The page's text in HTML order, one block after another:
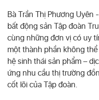
Bà Trần Thị Phương Uyên
bất động sản Tập đoàn
cùng những đơn vị có uy
một thành phần không
hệ sinh thái sản phẩm –
ứng nhu cầu thị trường
cốt lõi của Tập đoàn.